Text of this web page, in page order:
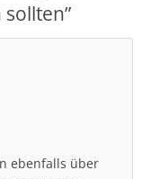
sollten”
ebenfalls über